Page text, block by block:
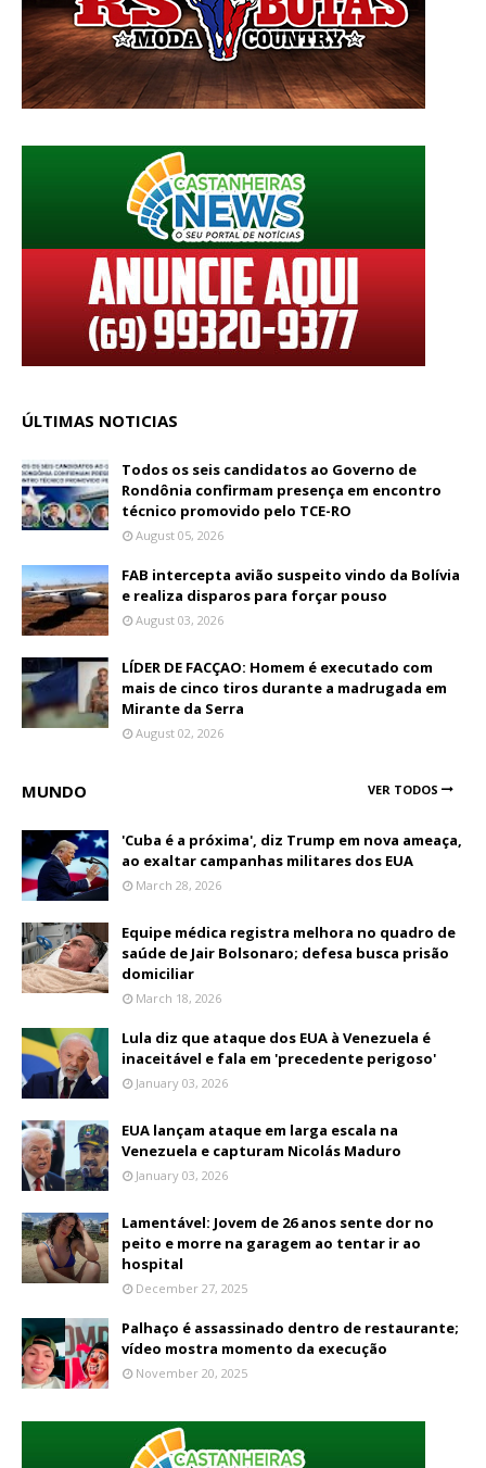
ÚLTIMAS NOTICIAS
Todos os seis candidatos ao Governo de
Rondônia confirmam presença em encontro
técnico promovido pelo TCE-RO
August 05, 2026
FAB intercepta avião suspeito vindo da Bolívia
e realiza disparos para forçar pouso
August 03, 2026
LÍDER DE FACÇAO: Homem é executado com
mais de cinco tiros durante a madrugada em
Mirante da Serra
August 02, 2026
MUNDO VER TODOS
'Cuba é a próxima', diz Trump em nova ameaça,
ao exaltar campanhas militares dos EUA
March 28, 2026
Equipe médica registra melhora no quadro de
saúde de Jair Bolsonaro; defesa busca prisão
domiciliar
March 18, 2026
Lula diz que ataque dos EUA à Venezuela é
inaceitável e fala em 'precedente perigoso'
January 03, 2026
EUA lançam ataque em larga escala na
Venezuela e capturam Nicolás Maduro
January 03, 2026
Lamentável: Jovem de 26 anos sente dor no
peito e morre na garagem ao tentar ir ao
hospital
December 27, 2025
Palhaço é assassinado dentro de restaurante;
vídeo mostra momento da execução
November 20, 2025